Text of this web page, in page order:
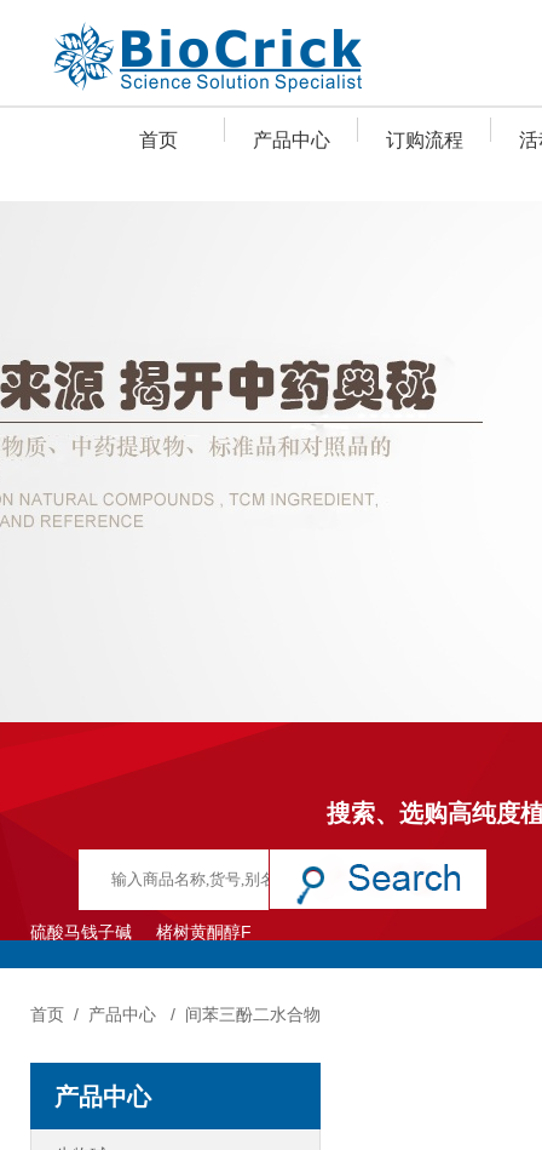
首页 产品中心 订购流程 活
搜索、选购高纯度
硫酸马钱子碱 楮树黄酮醇F
首页/ 产品中心/ 间苯三酚二水合物
产品中心